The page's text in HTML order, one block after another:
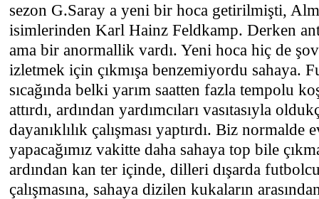
sezon G.Saray a yeni bir hoca getirilmişti,
isimlerinden Karl Hainz Feldkamp. Derken
ama bir anormallik vardı. Yeni hoca hiç de
izletmek için çıkmışa benzemiyordu sahaya.
sıcağında belki yarım saatten fazla tempolu
attırdı, ardından yardımcıları vasıtasıyla
dayanıklılık çalışması yaptırdı. Biz normalde
yapacağımız vakitte daha sahaya top bile
ardından kan ter içinde, dilleri dışarda
çalışmasına, sahaya dizilen kukaların